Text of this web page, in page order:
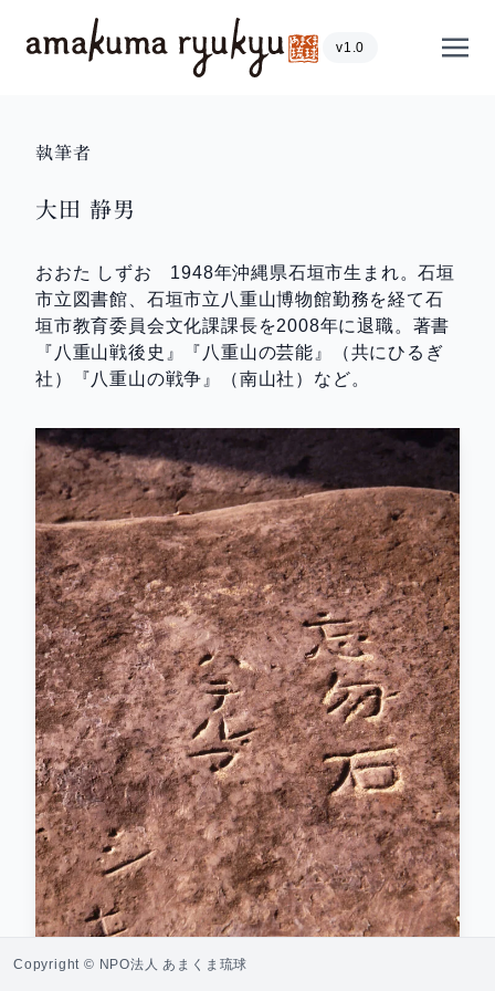
v1.0
執筆者
大田 静男
おおた しずお 1948年沖縄県石垣市生まれ。石垣
市立図書館、石垣市立八重山博物館勤務を経て石
垣市教育委員会文化課課長を2008年に退職。著書
『八重山戦後史』『八重山の芸能』（共にひるぎ
社）『八重山の戦争』（南山社）など。
Copyright © NPO法人 あまくま琉球